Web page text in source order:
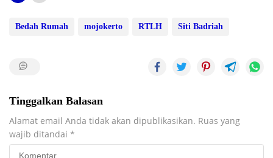
Bedah Rumah mojokerto RTLH Siti Badriah
Tinggalkan Balasan
Alamat email Anda tidak akan dipublikasikan. Ruas yang
wajib ditandai *